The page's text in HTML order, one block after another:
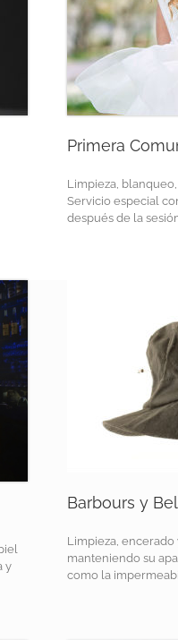
Primera
Limpieza,
Servicio especial
después de la
y
Barbours y
Limpieza,
manteniendo su
como la